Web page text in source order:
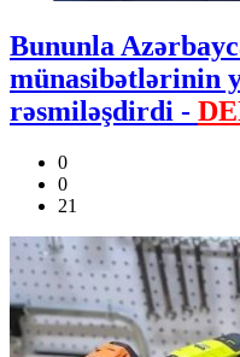
Bununla
münasibətlərinin
rəsmiləşdirdi -
0
0
21